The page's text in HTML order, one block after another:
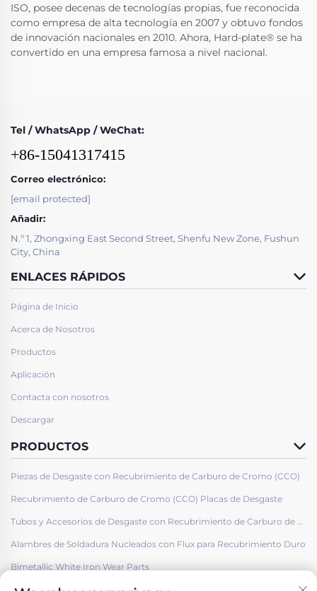
ISO, posee decenas de tecnologías propias, fue reconocida
como empresa de alta tecnología en 2007 y obtuvo fondos
de innovación nacionales en 2010. Ahora, Hard-plate® se ha
convertido en una empresa famosa a nivel nacional.
Tel / WhatsApp / WeChat:
+86-15041317415
Correo electrónico:
[email protected]
Añadir:
N.º 1, Zhongxing East Second Street, Shenfu New Zone, Fushun
City, China
ENLACES RÁPIDOS
Página de Inicio
Acerca de Nosotros
Productos
Aplicación
Contacta con nosotros
Descargar
PRODUCTOS
Piezas de Desgaste con Recubrimiento de Carburo de Cromo (CCO)
Recubrimiento de Carburo de Cromo (CCO) Placas de Desgaste
Alambres de Soldadura Nucleados con Flux para Recubrimiento Duro
Bimetallic White Iron Wear Parts